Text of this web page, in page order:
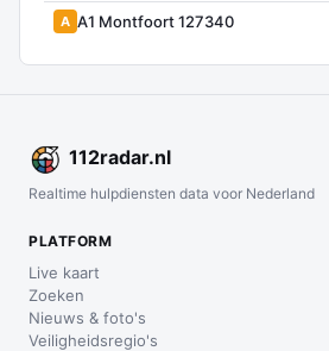
A A1 Montfoort 127340
112radar.nl
Realtime hulpdiensten data voor Nederland
PLATFORM
Live kaart
Zoeken
Nieuws & foto's
Veiligheidsregio's